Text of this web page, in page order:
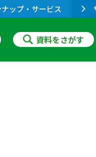
ップ・サービス
資料をさがす